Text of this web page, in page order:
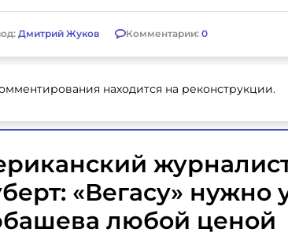
Дмитрий Жуков Комментарии: 0
находится на реконструкции.
«Вегасу» нужно
любой ценой